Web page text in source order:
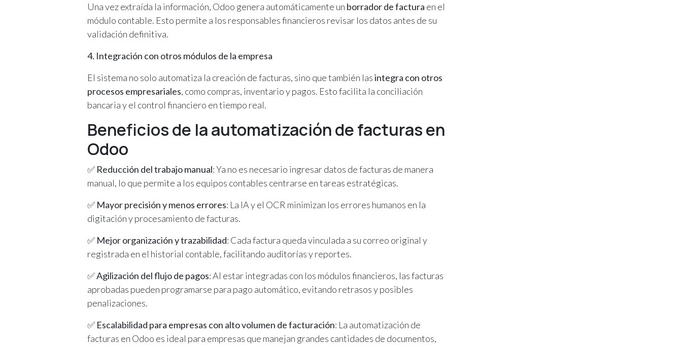
Una vez extraída la información, Odoo genera automáticamente un borrador de factura en el
módulo contable. Esto permite a los responsables financieros revisar los datos antes de su
validación definitiva.
4. Integración con otros módulos de la empresa
El sistema no solo automatiza la creación de facturas, sino que también lasintegra con otros
procesos empresariales, como compras, inventario y pagos. Esto facilita la conciliación
bancaria y el control financiero en tiempo real.
Beneficios de la automatización de facturas en
Odoo
✅ Reducción del trabajo manual: Ya no es necesario ingresar datos de facturas de manera
manual, lo que permite a los equipos contables centrarse en tareas estratégicas.
✅ Mayor precisión y menos errores: La IA y el OCR minimizan los errores humanos en la
digitación y procesamiento de facturas.
✅ Mejor organización y trazabilidad: Cada factura queda vinculada a su correo original y
registrada en el historial contable, facilitando auditorías y reportes.
✅Agilización del flujo de pagos: Al estar integradas con los módulos financieros, las facturas
aprobadas pueden programarse para pago automático, evitando retrasos y posibles
penalizaciones.
✅ Escalabilidad para empresas con alto volumen de facturación: La automatización de
facturas en Odoo es ideal para empresas que manejan grandes cantidades de documentos,